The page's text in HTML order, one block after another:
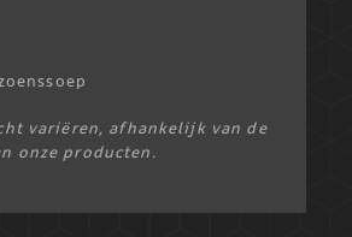
variëren, afhankelijk van de
onze producten.